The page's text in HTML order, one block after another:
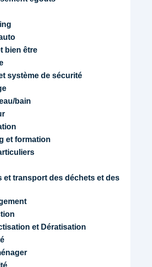
bien être
système de sécurité
bain
et formation
et transport des déchets et des
et Dératisation